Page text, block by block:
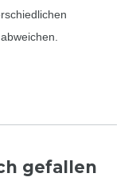
gefallen